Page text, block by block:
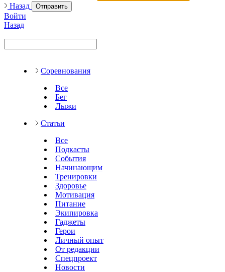
Назад
Отправить
Войти
Назад
Соревнования
Все
Бег
Лыжи
Статьи
Все
Подкасты
События
Начинающим
Тренировки
Здоровье
Мотивация
Питание
Экипировка
Гаджеты
Герои
Личный опыт
От редакции
Спецпроект
Новости